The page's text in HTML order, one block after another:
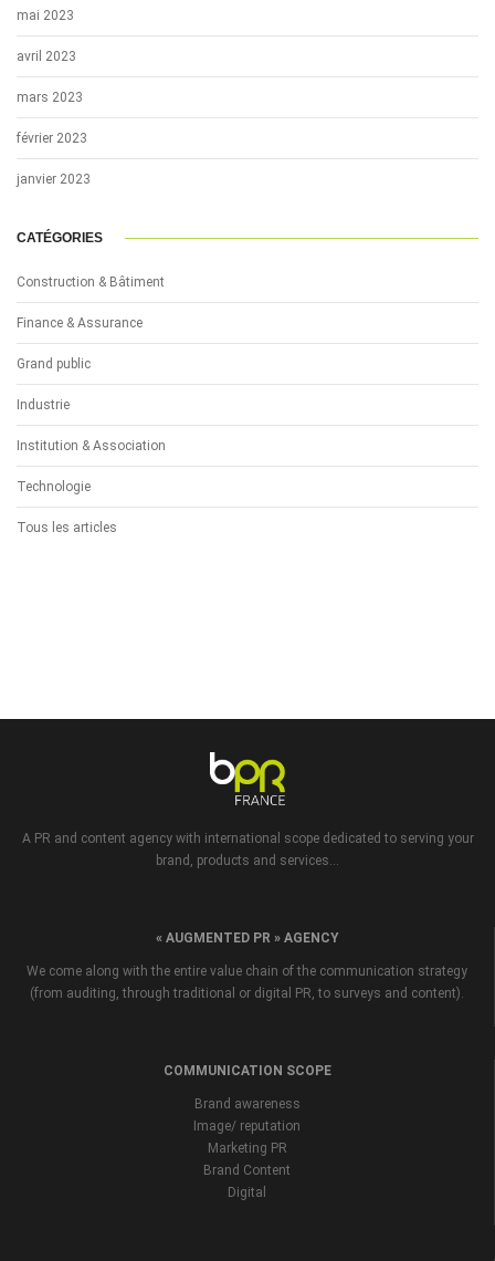
mai 2023
avril 2023
mars 2023
février 2023
janvier 2023
CATÉGORIES
Construction & Bâtiment
Finance & Assurance
Grand public
Industrie
Institution & Association
Technologie
Tous les articles
A PR and content agency with international scope dedicated to serving your
brand, products and services...
« AUGMENTED PR » AGENCY
We come along with the entire value chain of the communication strategy
(from auditing, through traditional or digital PR, to surveys and content).
COMMUNICATION SCOPE
Brand awareness
Image/ reputation
Marketing PR
Brand Content
Digital